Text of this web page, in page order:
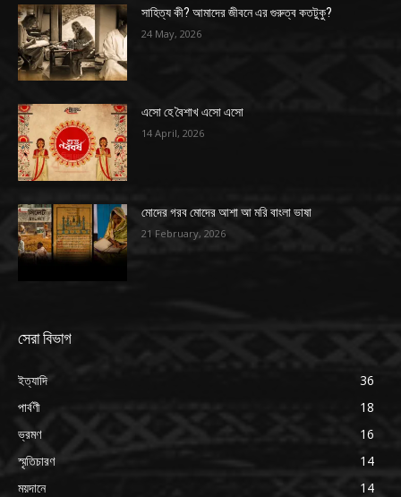
সাহিত্য কী? আমাদের জীবনে এর গুরুত্ব কতটুকু?
24 May, 2026
এসো হে বৈশাখ এসো এসো
14 April, 2026
মোদের গরব মোদের আশা আ মরি বাংলা ভাষা
21 February, 2026
সেরা বিভাগ
ইত্যাদি
36
পার্বণী
18
ভ্রমণ
16
স্মৃতিচারণ
14
ময়দানে
14